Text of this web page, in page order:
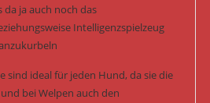
ja auch noch das
Intelligenzspielzeug
sind ideal für jeden Hund, da sie die
bei Welpen auch den